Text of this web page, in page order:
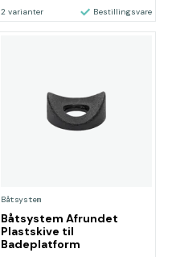
2 varianter Bestillingsvare
Båtsystem
Båtsystem Afrundet
Plastskive til
Badeplatform